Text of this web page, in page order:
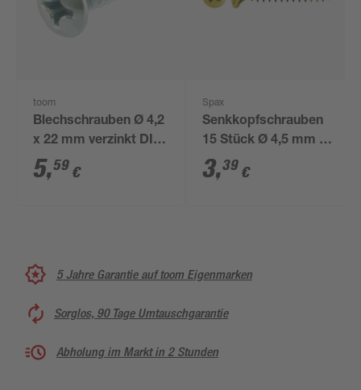
toom
Blechschrauben Ø 4,2
x 22 mm verzinkt DIN
7983 50 Stück
5,59 €
Spax
Senkkopfschrauben
15 Stück Ø 4,5 mm 25
mm
3,39 €
5 Jahre Garantie auf toom Eigenmarken
Sorglos, 90 Tage Umtauschgarantie
Abholung im Markt in 2 Stunden